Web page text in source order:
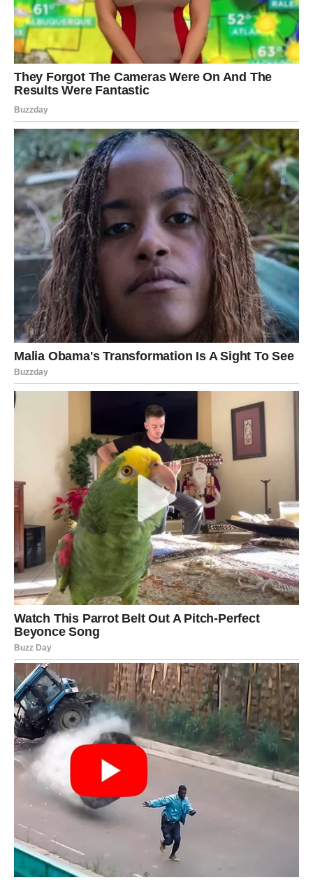
7. Završna dekoracija
Nakon što su peciva pečena, prelazi se na finalnu
dekoraciju koja dodaje završni šmek ovom tradicionalnom
Premazivanje maslacem:Odmah nakon vađenja iz
pećnice, peciva premažite otopljenim maslacem.
Posipanje cimet-šećerom:Dok su još topla, pospite ih
s 3 paketića
cimet-šećera. Ova kombinacija daje
pecivima aromatičnu i slatku notu, naglašavajući
njihovu tradiciju i bogatstvo okusa.
Zaključak
Bakina kočija
ljubavi i predanosti kuhinjskoj umjetnosti koja se prenosi
s koljena na koljeno. Svaki korak u pripremi, od aktiviranja
svježeg kvascado završnog posipa scimet-šećerom,
pažljivo je osmišljen kako bi se postigla idealna mekoća i
nezaboravan okus. Ova izuzetno nježna i ukusna pletena
peciva savršeno su pogodna za doručak ili kao prilog uz
kavu tijekom međuobroka, pružajući svakome tko ih kuša
osjećaj topline i domaće tradicije.
PREUZMITE BESPLATNO!